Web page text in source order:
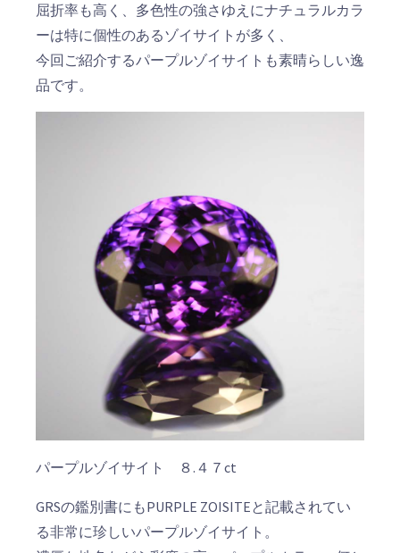
屈折率も高く、多色性の強さゆえにナチュラルカラ
ーは特に個性のあるゾイサイトが多く、
今回ご紹介するパープルゾイサイトも素晴らしい逸
品です。
パープルゾイサイト ８.４７ct
GRSの鑑別書にもPURPLE ZOISITEと記載されてい
る非常に珍しいパープルゾイサイト。